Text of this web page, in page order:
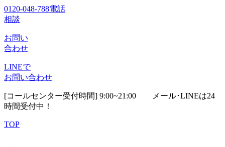
0120-048-788電話
相談
お問い
合わせ
LINEで
お問い合わせ
[コールセンター受付時間] 9:00~21:00 メール･LINEは24
時間受付中！
TOP